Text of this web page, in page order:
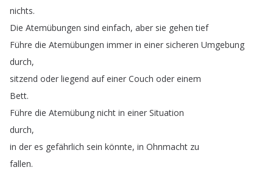
nichts.
Die Atemübungen sind einfach, aber sie gehen tief
Führe die Atemübungen immer in einer sicheren Umgebung
durch,
sitzend oder liegend auf einer Couch oder einem
Bett.
Führe die Atemübung nicht in einer Situation
durch,
in der es gefährlich sein könnte, in Ohnmacht zu
fallen.